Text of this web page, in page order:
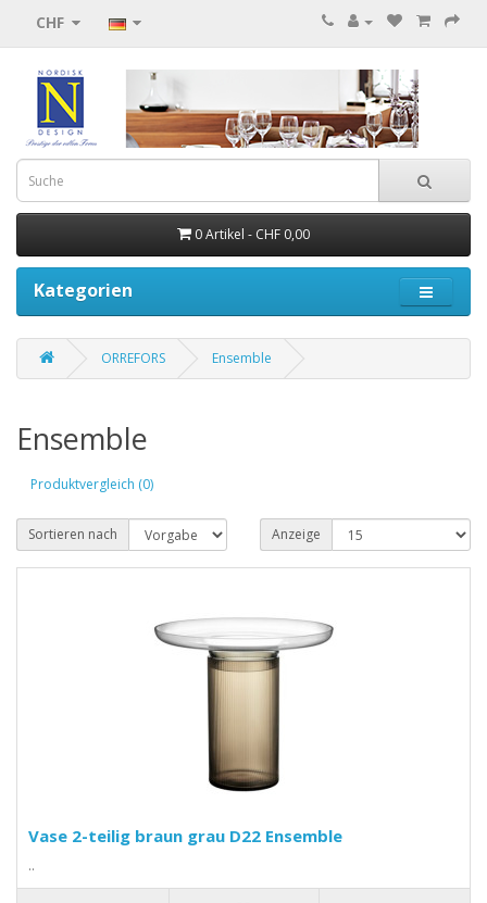
CHF
0 Artikel - CHF 0,00
Kategorien
ORREFORS Ensemble
Ensemble
Produktvergleich (0)
Sortieren nach Anzeige
Vase 2-teilig braun grau D22 Ensemble
..